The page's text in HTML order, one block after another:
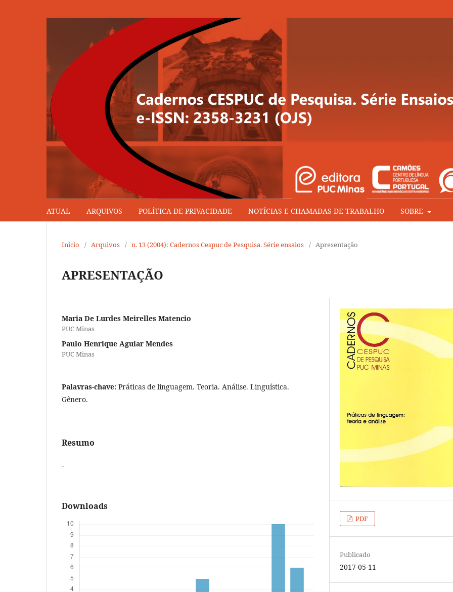
ATUAL ARQUIVOS POLÍTICA DE PRIVACIDADE NOTÍCIAS E CHAMADAS DE TRABALHO SOBRE
Início / Arquivos / n. 13 (2004): Cadernos Cespuc de Pesquisa. Série ensaios / Apresentação
APRESENTAÇÃO
Maria De Lurdes Meirelles Matencio
PUC Minas
Paulo Henrique Aguiar Mendes
PUC Minas
Palavras-chave: Práticas de linguagem. Teoria. Análise. Linguística.
Gênero.
Resumo
-
Downloads
PDF
Publicado
2017-05-11